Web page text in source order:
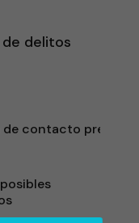
delitos